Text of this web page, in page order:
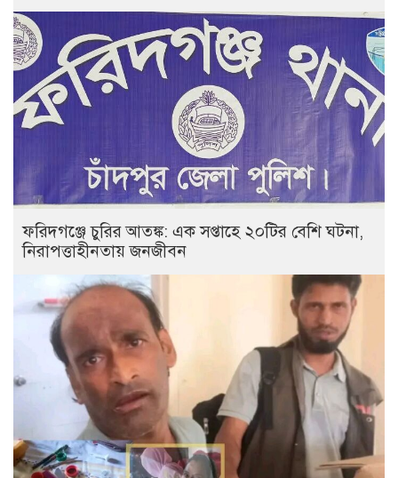
ফরিদগঞ্জে চুরির আতঙ্ক: এক সপ্তাহে ২০টির বেশি ঘটনা,
নিরাপত্তাহীনতায় জনজীবন